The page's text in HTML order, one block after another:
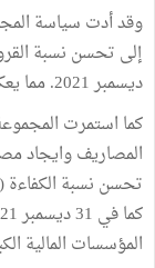
وقد أدت سياسة
ديسمبر 2021. مما يعكس التحسن المستمر في سيولة المجموعة.
كما استمرت
المصاريف وايجاد
المؤسسات المالية